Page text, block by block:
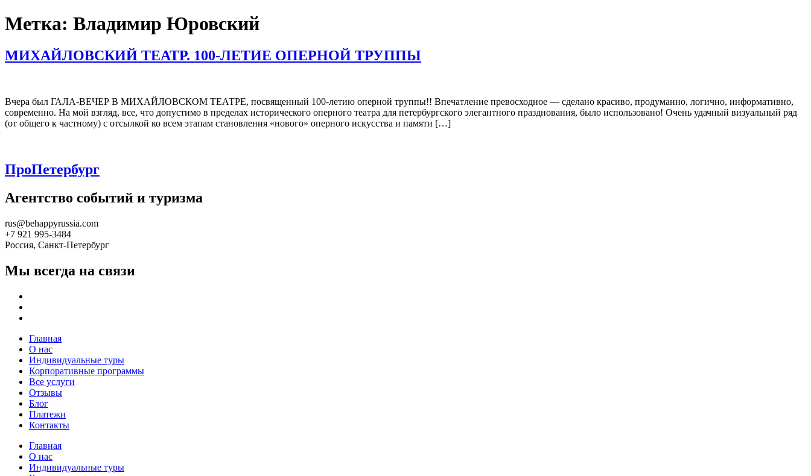
Метка: Владимир Юровский
МИХАЙЛОВСКИЙ ТЕАТР. 100-ЛЕТИЕ ОПЕРНОЙ ТРУППЫ
Вчера был ГАЛА-ВЕЧЕР В МИХАЙЛОВСКОМ ТЕАТРЕ, посвященный 100-летию оперной труппы!! Впечатление превосходное — сделано красиво, продуманно, логично, информативно,
современно. На мой взгляд, все, что допустимо в пределах исторического оперного театра для петербургского элегантного празднования, было использовано! Очень удачный визуальный ряд
(от общего к частному) с отсылкой ко всем этапам становления «нового» оперного искусства и памяти […]
ПроПетербург
Агентство событий и туризма
rus@behappyrussia.com
+7 921 995-3484
Россия, Санкт-Петербург
Мы всегда на связи
Главная
О нас
Индивидуальные туры
Корпоративные программы
Все услуги
Отзывы
Блог
Платежи
Контакты
Главная
О нас
Индивидуальные туры